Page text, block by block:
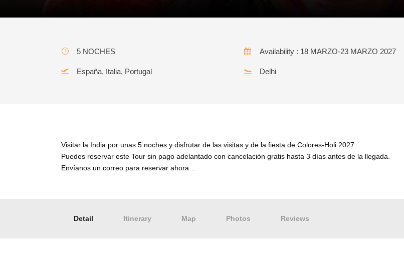
5 NOCHES Availability : 18 MARZO-23 MARZO 2027
España, Italia, Portugal Delhi
Visitar la India por unas 5 noches y disfrutar de las visitas y de la fiesta de Colores-Holi 2027.
Puedes reservar este Tour sin pago adelantado con cancelación gratis hasta 3 días antes de la llegada.
Envíanos un correo para reservar ahora…
Detail Itinerary Map Photos Reviews